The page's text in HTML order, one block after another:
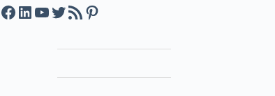
Facebook
LinkedIn
YouTube
Twitter
Feed RSSPinterest